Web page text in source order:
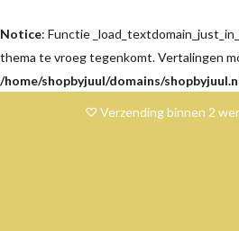
Notice: Functie
thema te vroeg tegenkomt. Vertalingen
/home/shopbyjuul/domains/
♡ Verzending binnen 2